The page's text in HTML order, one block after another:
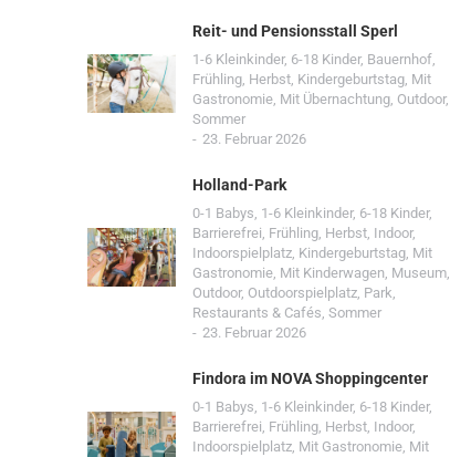
Reit- und Pensionsstall Sperl
1-6 Kleinkinder, 6-18 Kinder, Bauernhof,
Frühling, Herbst, Kindergeburtstag, Mit
Gastronomie, Mit Übernachtung, Outdoor,
Sommer
23. Februar 2026
Holland-Park
0-1 Babys, 1-6 Kleinkinder, 6-18 Kinder,
Barrierefrei, Frühling, Herbst, Indoor,
Indoorspielplatz, Kindergeburtstag, Mit
Gastronomie, Mit Kinderwagen, Museum,
Outdoor, Outdoorspielplatz, Park,
Restaurants & Cafés, Sommer
23. Februar 2026
Findora im NOVA Shoppingcenter
0-1 Babys, 1-6 Kleinkinder, 6-18 Kinder,
Barrierefrei, Frühling, Herbst, Indoor,
Indoorspielplatz, Mit Gastronomie, Mit